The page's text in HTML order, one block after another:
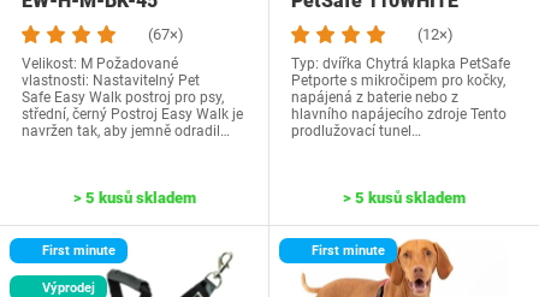
(67×)
Velikost: M Požadované
vlastnosti: Nastavitelný Pet
Safe Easy Walk postroj pro psy,
střední, černý Postroj Easy Walk je
navržen tak, aby jemně odradil…
> 5 kusů skladem
(12×)
Typ: dvířka Chytrá klapka PetSafe
Petporte s mikročipem pro kočky,
napájená z baterie nebo z
hlavního napájecího zdroje Tento
prodlužovací tunel…
> 5 kusů skladem
First minute
Výprodej
First minute